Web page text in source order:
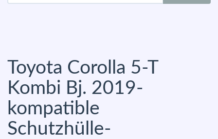
Toyota Corolla 5-T
Kombi Bj. 2019-
kompatible
Schutzhülle-